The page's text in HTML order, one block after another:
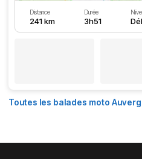
Distance
241 km
Durée
3h51
Toutes les balades moto